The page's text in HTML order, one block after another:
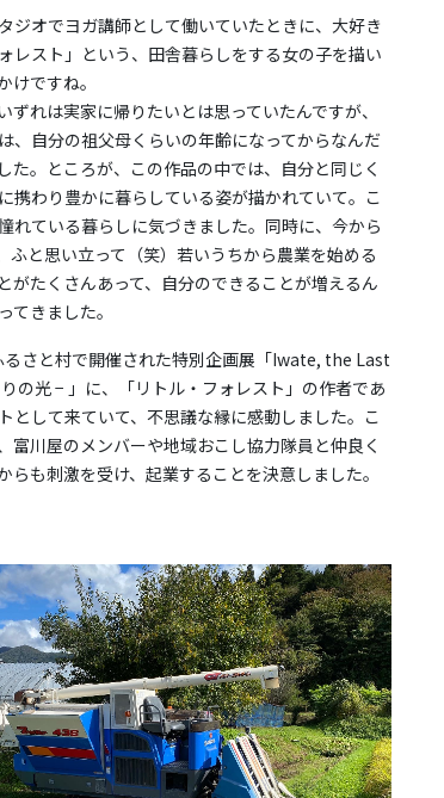
ジオでヨガ講師として働いていたときに、大好き
レスト」という、田舎暮らしをする女の子を描い
けですね。
れは実家に帰りたいとは思っていたんですが、
、自分の祖父母くらいの年齢になってからなんだ
た。ところが、この作品の中では、自分と同じく
携わり豊かに暮らしている姿が描かれていて。こ
れている暮らしに気づきました。同時に、今から
ふと思い立って（笑）若いうちから農業を始める
がたくさんあって、自分のできることが増えるん
てきました。
さと村で開催された特別企画展「Iwate, the Last
の光 − 」に、「リトル・フォレスト」の作者であ
として来ていて、不思議な縁に感動しました。こ
富川屋のメンバーや地域おこし協力隊員と仲良く
らも刺激を受け、起業することを決意しました。